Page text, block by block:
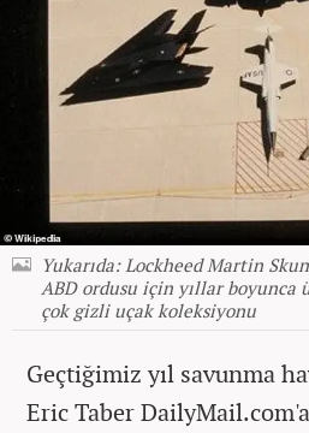
Yukarıda: Lockheed Martin
ABD ordusu için yıllar boyunca
çok gizli uçak koleksiyonu
Geçtiğimiz yıl savunma
Eric Taber DailyMail.com'a